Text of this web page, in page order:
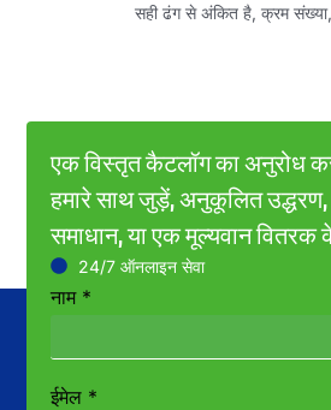
सही ढंग से अंकित है, क्रम
एक विस्तृत कैटलॉग का अनुरोध
हमारे साथ जुड़ें, अनुकूलित
समाधान, या एक मूल्यवान
24/7 ऑनलाइन सेवा
नाम *
ईमेल *